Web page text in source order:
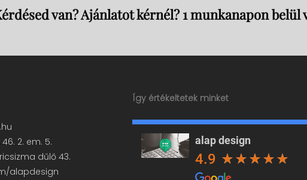
van? Ajánlatot kérnél? 1 munkanapon belül
2. em. 5.
dűlő 43.
alapdesign
Így értékeltetek minket
alap design
4.9